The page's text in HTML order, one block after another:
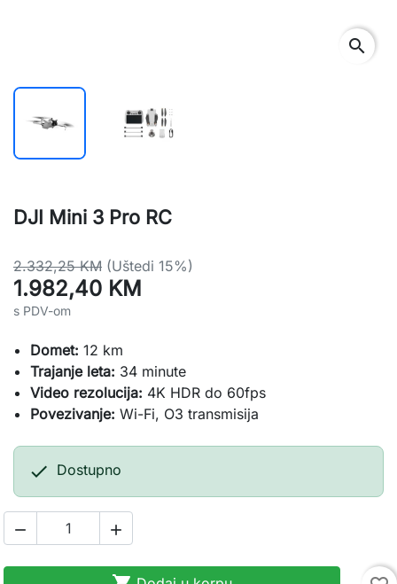
search
DJI Mini 3 Pro RC
2.332,25 KM (Uštedi 15%)
1.982,40 KM
s PDV-om
Domet: 12 km
Trajanje leta: 34 minute
Video rezolucija: 4K HDR do 60fps
Povezivanje: Wi-Fi, O3 transmisija
 Dostupno
 